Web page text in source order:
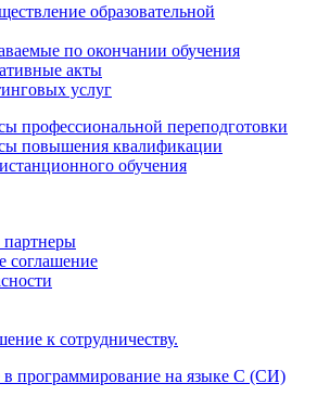
образовательной
по окончании обучения
акты
услуг
профессиональной переподготовки
повышения квалификации
обучения
соглашение
к сотрудничеству.